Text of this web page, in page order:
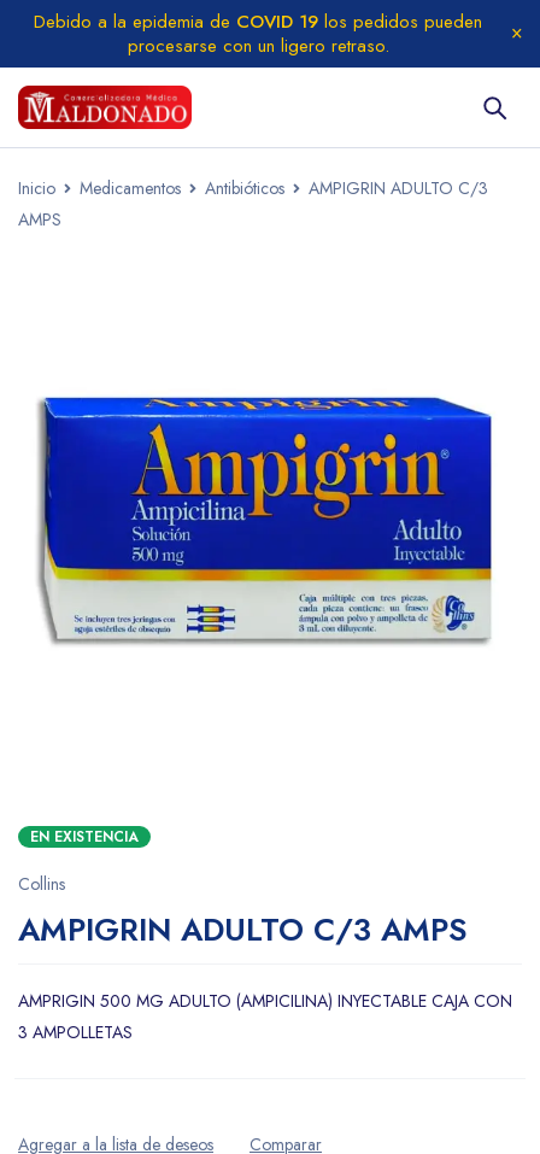
Debido a la epidemia de COVID 19 los pedidos pueden
procesarse con un ligero retraso.
Inicio Medicamentos Antibióticos
AMPIGRIN ADULTO C/3
AMPS
EN EXISTENCIA
Collins
AMPIGRIN ADULTO C/3 AMPS
AMPRIGIN 500 MG ADULTO (AMPICILINA) INYECTABLE CAJA CON
3 AMPOLLETAS